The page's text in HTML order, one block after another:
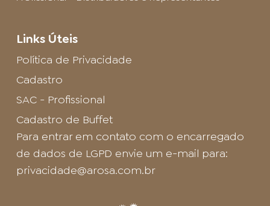
Links Úteis
Política de Privacidade
Cadastro
SAC - Profissional
Cadastro de Buffet
Para entrar em contato com o encarregado
de dados de LGPD envie um e-mail para:
privacidade@arosa.com.br